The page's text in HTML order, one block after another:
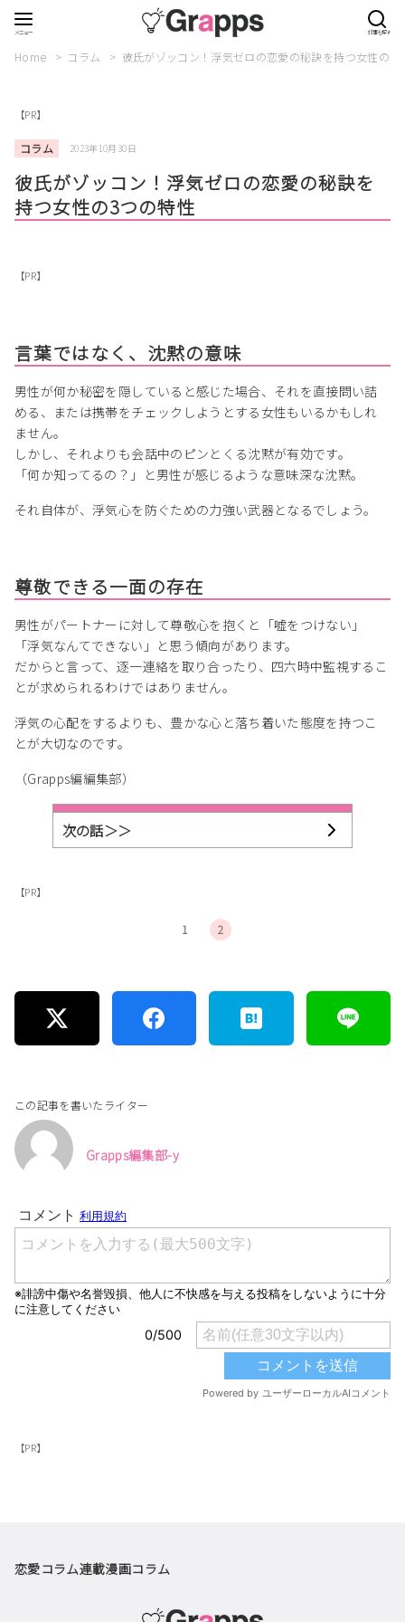
Home コラム 彼氏がゾッコン！浮気ゼロの恋愛の秘訣を持つ女性の3
【PR】
コラム 2023年10月30日
彼氏がゾッコン！浮気ゼロの恋愛の秘訣を
持つ女性の3つの特性
【PR】
言葉ではなく、沈黙の意味
男性が何か秘密を隠していると感じた場合、それを直接問い詰
める、または携帯をチェックしようとする女性もいるかもしれ
ません。
しかし、それよりも会話中のピンとくる沈黙が有効です。
「何か知ってるの？」と男性が感じるような意味深な沈黙。
それ自体が、浮気心を防ぐための力強い武器となるでしょう。
尊敬できる一面の存在
男性がパートナーに対して尊敬心を抱くと「嘘をつけない」
「浮気なんてできない」と思う傾向があります。
だからと言って、逐一連絡を取り合ったり、四六時中監視するこ
とが求められるわけではありません。
浮気の心配をするよりも、豊かな心と落ち着いた態度を持つこ
とが大切なのです。
（Grapps編編集部）
次の話＞＞
【PR】
1 2
この記事を書いたライター
Grapps編集部-y
【PR】
恋愛コラム連載漫画コラム